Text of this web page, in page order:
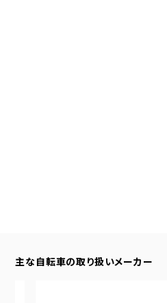
主な自転車の取り扱いメーカー